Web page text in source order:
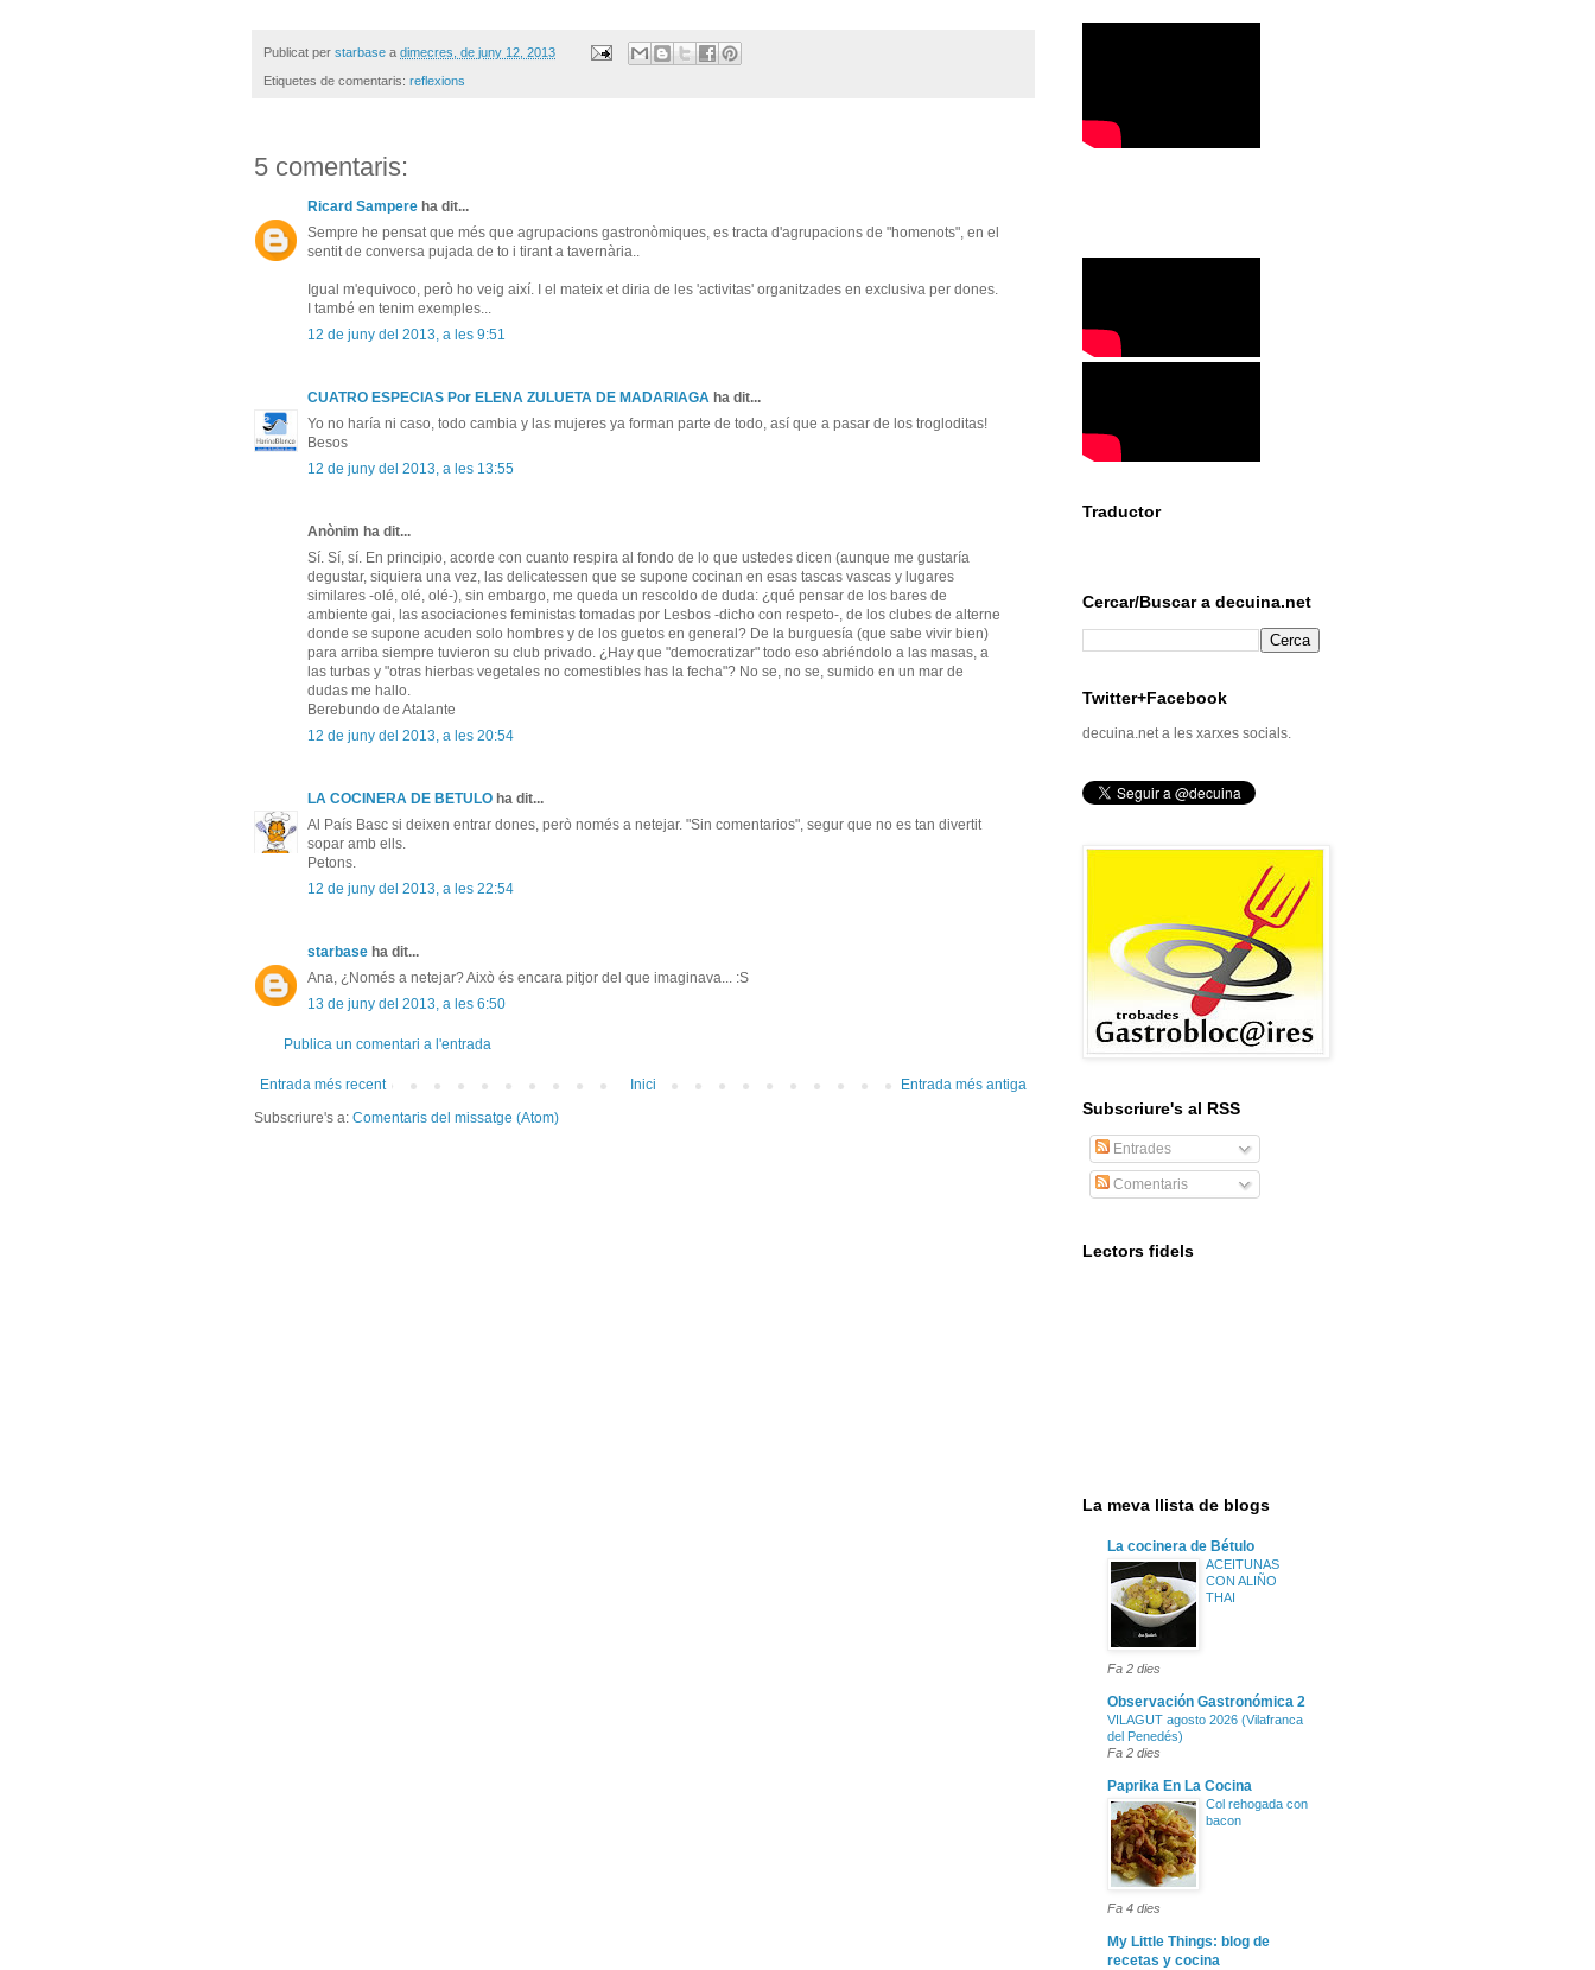
Publicat per starbase a dimecres, de juny 12, 2013
Etiquetes de comentaris: reflexions
5 comentaris:
Ricard Sampere ha dit...
Sempre he pensat que més que agrupacions gastronòmiques, es tracta d'agrupacions de "homenots", en el
sentit de conversa pujada de to i tirant a tavernària..
Igual m'equivoco, però ho veig així. I el mateix et diria de les 'activitas' organitzades en exclusiva per dones.
I també en tenim exemples...
12 de juny del 2013, a les 9:51
CUATRO ESPECIAS Por ELENA ZULUETA DE MADARIAGA ha dit...
Yo no haría ni caso, todo cambia y las mujeres ya forman parte de todo, así que a pasar de los trogloditas!
Besos
12 de juny del 2013, a les 13:55
Anònim ha dit...
Sí. Sí, sí. En principio, acorde con cuanto respira al fondo de lo que ustedes dicen (aunque me gustaría
degustar, siquiera una vez, las delicatessen que se supone cocinan en esas tascas vascas y lugares
similares -olé, olé, olé-), sin embargo, me queda un rescoldo de duda: ¿qué pensar de los bares de
ambiente gai, las asociaciones feministas tomadas por Lesbos -dicho con respeto-, de los clubes de alterne
donde se supone acuden solo hombres y de los guetos en general? De la burguesía (que sabe vivir bien)
para arriba siempre tuvieron su club privado. ¿Hay que "democratizar" todo eso abriéndolo a las masas, a
las turbas y "otras hierbas vegetales no comestibles has la fecha"? No se, no se, sumido en un mar de
dudas me hallo.
Berebundo de Atalante
12 de juny del 2013, a les 20:54
LA COCINERA DE BETULO ha dit...
Al País Basc si deixen entrar dones, però només a netejar. "Sin comentarios", segur que no es tan divertit
sopar amb ells.
Petons.
12 de juny del 2013, a les 22:54
starbase ha dit...
Ana, ¿Només a netejar? Això és encara pitjor del que imaginava... :S
13 de juny del 2013, a les 6:50
Publica un comentari a l'entrada
Entrada més recent Entrada més antiga
Inici
Subscriure's a: Comentaris del missatge (Atom)
Traductor
Cercar/Buscar a decuina.net
Twitter+Facebook
decuina.net a les xarxes socials.
Subscriure's al RSS
Entrades
Comentaris
Lectors fidels
La meva llista de blogs
La cocinera de Bétulo
ACEITUNAS
CON ALIÑO
THAI
Fa 2 dies
Observación Gastronómica 2
VILAGUT agosto 2026 (Vilafranca
del Penedés)
Fa 2 dies
Paprika En La Cocina
Col rehogada con
bacon
Fa 4 dies
My Little Things: blog de
recetas y cocina